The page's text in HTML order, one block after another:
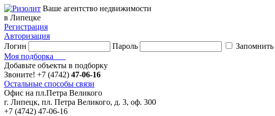
Ваше агентство недвижимости
в Липецке
Регистрация
Авторизация
Логин
Пароль Запомнить
Моя подборка
Добавьте объекты в подборку
Звоните! +7 (4742) 47-06-16
Остальные способы связи
Офис на пл.Петра Великого
г. Липецк, пл. Петра Великого, д. 3, оф. 300
+7 (4742) 47-06-16